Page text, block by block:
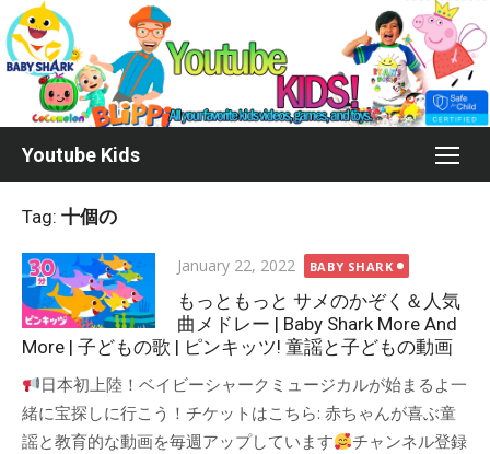
Skip
to
content
Youtube Kids
Tag: 十個の
Posted
on
January 22, 2022 BABY SHARK
もっともっと サメのかぞく＆人気
曲メドレー | Baby Shark More And
More | 子どもの歌 | ピンキッツ! 童謡と子どもの動画
日本初上陸！ベイビーシャークミュージカルが始まるよ一
緒に宝探しに行こう！チケットはこちら: 赤ちゃんが喜ぶ童
謡と教育的な動画を毎週アップしています
チャンネル登録